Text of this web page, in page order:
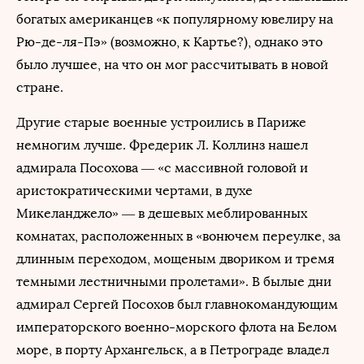
богатых американцев «к популярному ювелиру на
Рю-де-ля-Пэ» (возможно, к Картье?), однако это
было лучшее, на что он мог рассчитывать в новой
стране.
Другие старые военные устроились в Париже
немногим лучше. Фредерик Л. Коллинз нашел
адмирала Посохова — «с массивной головой и
аристократическими чертами, в духе
Микеланджело» — в дешевых меблированных
комнатах, расположенных в «вонючем переулке, за
длинным переходом, мощеным двориком и тремя
темными лестничными пролетами». В былые дни
адмирал Сергей Посохов был главнокомандующим
императорского военно-морского флота на Белом
море, в порту Архангельск, а в Петрограде владел